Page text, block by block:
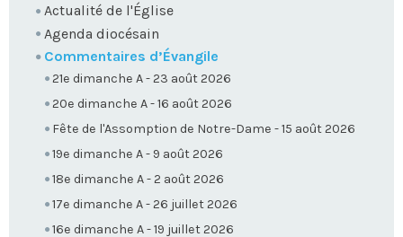
Actualité de l'Église
Agenda diocésain
Commentaires d’Évangile
21e dimanche A - 23 août 2026
20e dimanche A - 16 août 2026
Fête de l'Assomption de Notre-Dame - 15 août 2026
19e dimanche A - 9 août 2026
18e dimanche A - 2 août 2026
17e dimanche A - 26 juillet 2026
16e dimanche A - 19 juillet 2026